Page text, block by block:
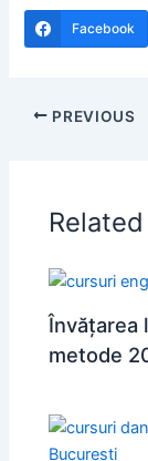
Facebook
PREVIOUS
Învățarea
metode